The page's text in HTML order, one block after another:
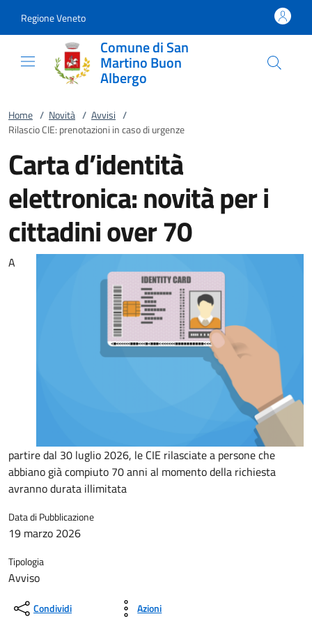
Regione Veneto
Comune di San
Martino Buon
Albergo
Home / Novità / Avvisi /
Rilascio CIE: prenotazioni in caso di urgenze
Carta d’identità
elettronica: novità per i
cittadini over 70
A
partire dal 30 luglio 2026, le CIE rilasciate a persone che
abbiano già compiuto 70 anni al momento della richiesta
avranno durata illimitata
Data di Pubblicazione
19 marzo 2026
Tipologia
Avviso
Condividi Azioni